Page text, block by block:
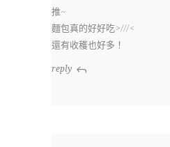
推~
麵包真的好好吃>///<
還有收穫也好多！
reply